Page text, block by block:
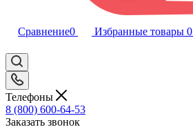
Сравнение0 Избранные товары 0
Телефоны
8 (800) 600-64-53
Заказать звонок